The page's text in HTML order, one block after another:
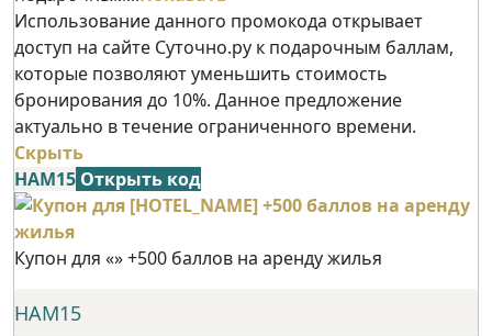
Использование данного промокода открывает
доступ на сайте Суточно.ру к подарочным баллам,
которые позволяют уменьшить стоимость
бронирования до 10%. Данное предложение
актуально в течение ограниченного времени.
Скрыть
НАМ15 Открыть код
Купон для «» +500 баллов на аренду жилья
НАМ15